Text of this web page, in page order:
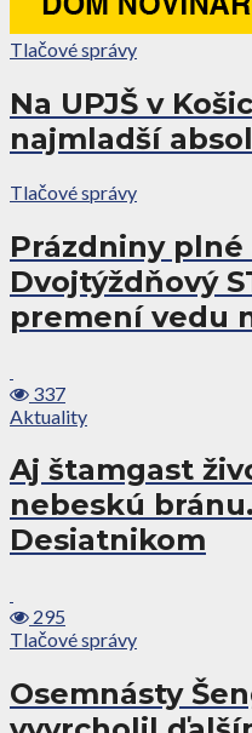
Tlačové správy
Na UPJŠ v
najmladší
Tlačové správy
Prázdniny plné
Dvojtýždňový
premení vedu
337
Aktuality
Aj štamgast
nebeskú
Desiatnikom
295
Tlačové správy
Osemnásty